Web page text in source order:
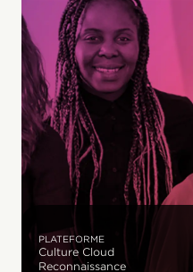
PLATEFORME
Culture Cloud
Reconnaissance